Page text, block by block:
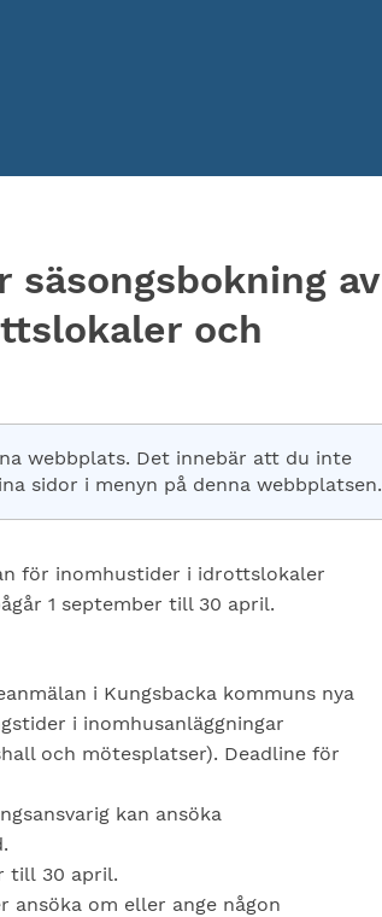
av
och
webbplats. Det innebär att du inte
sidor i menyn på denna webbplatsen.
för inomhustider i idrottslokaler
1 september till 30 april.
i Kungsbacka kommuns nya
i inomhusanläggningar
och mötesplatser). Deadline för
kan ansöka
till 30 april.
om eller ange någon